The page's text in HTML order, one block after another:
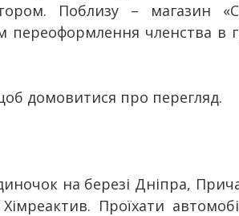
Поблизу – магазин
переоформлення членства в
домовитися про перегляд.
на березі Дніпра,
Проїхати